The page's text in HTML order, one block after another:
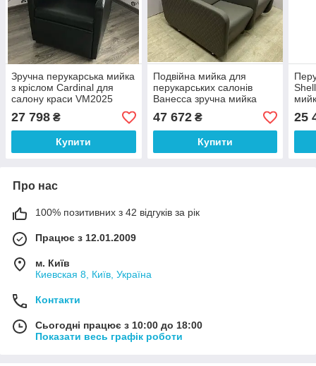
Зручна перукарська мийка
з кріслом Cardinal для
салону краси VM2025
27 798 ₴
Купити
Подвійна мийка для
перукарських салонів
Ванесса зручна мийка
голови для салону краси
47 672₴
Купити
25
Про нас
100% позитивних з 42 відгуків за рік
Працює з 12.01.2009
м. Київ
Киевская 8, Київ, Україна
Контакти
Сьогодні працює з 10:00 до 18:00
Показати весь графік роботи